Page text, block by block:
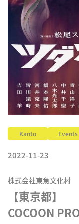
Kanto Events
2022-11-23
株式会社東急文化村
【東京都】
COCOON